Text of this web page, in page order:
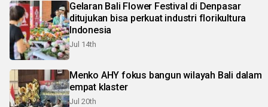
Gelaran Bali Flower Festival di Denpasar
ditujukan bisa perkuat industri florikultura
Indonesia
Jul 14th
Menko AHY fokus bangun wilayah Bali dalam
empat klaster
Jul 20th